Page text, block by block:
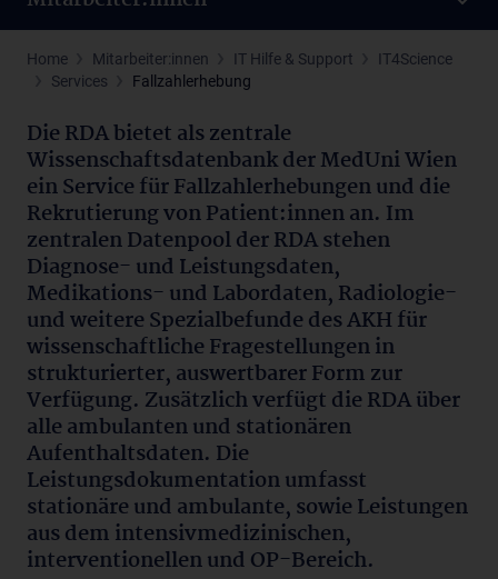
Home Mitarbeiter:innen IT Hilfe & Support
IT4Science
Services
Fallzahlerhebung
Die RDA bietet als zentrale
Wissenschaftsdatenbank der MedUni Wien
ein Service für Fallzahlerhebungen und die
Rekrutierung von Patient:innen an. Im
zentralen Datenpool der RDA stehen
Diagnose- und Leistungsdaten,
Medikations- und Labordaten, Radiologie-
und weitere Spezialbefunde des AKH für
wissenschaftliche Fragestellungen in
strukturierter, auswertbarer Form zur
Verfügung. Zusätzlich verfügt die RDA über
alle ambulanten und stationären
Aufenthaltsdaten. Die
Leistungsdokumentation umfasst
stationäre und ambulante, sowie Leistungen
aus dem intensivmedizinischen,
interventionellen und OP-Bereich.